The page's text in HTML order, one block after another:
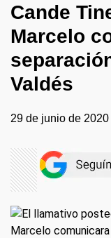
Cande
Marcelo
Valdés
29 de junio de 2020